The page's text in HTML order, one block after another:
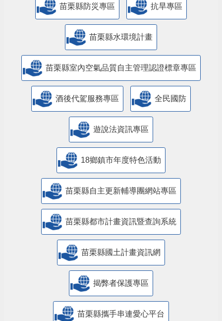
苗栗縣防災專區 抗旱專區
苗栗縣水環境計畫
苗栗縣室內空氣品質自主管理認證標章專區
酒後代駕服務專區 全民國防
遊說法資訊專區
18鄉鎮市年度特色活動
苗栗縣自主更新輔導團網站專區
苗栗縣都市計畫資訊暨查詢系統
苗栗縣國土計畫資訊網
揭弊者保護專區
苗栗縣攜手串連愛心平台